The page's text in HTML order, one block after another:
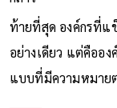
ท้ายที่สุด องค์กรที่แ
อย่างเดียว แต่คืออ
แบบที่มีความหมาย